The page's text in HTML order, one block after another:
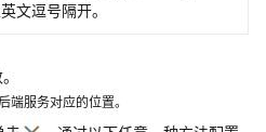
文逗号隔开。
端服务对应的位置。